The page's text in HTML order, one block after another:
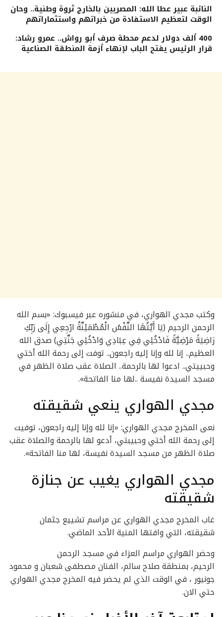
النائبة عبير عطا الله: المصريين بالخارج ثروة وطنية.. وحان
الوقت لتعظيم الاستفادة من خبراتهم واستثماراتهم
400 ألف دولار لدعم محطة صرف أبو رواش.. عمرو رشاد:
قرار الرئيس يفتح الباب لإنهاء أزمة المنطقة الصناعية
وكتب مجدي الهواري، في منشوره عبر فيسبوك: «بسم الله
الرحمن الرحيم (يَا أَيَّتُهَا النَّفْسُ الْمُطْمَئِنَّةُ ارْجِعِي إِلَى رَبِّكِ
رَاضِيَةً مَرْضِيَّةً فَادْخُلِي فِي عِبَادِي وَادْخُلِي جَنَّتِي) صدق الله
العظيم.. إنا لله وإنا إليه راجعون.. توفت إلى رحمة الله أختي
وحبييتي.. ادعوا لها بالرحمة.. الصلاة عقب صلاة الظهر في
مسجد السيدة نفيسة ..لها منا الفاتحة».
مجدي الهواري ينعي شقيقته
نعى المخرج مجدي الهواري: «إنا لله وإنا إليه راجعون، توفيت
إلى رحمة الله أختي وحبيبتي، أدعو لها بالرحمة والصلاة عقب
صلاة الظهر من مسجد السيدة نفيسة، لها منا الفاتحة».
مجدي الهواري يغيب عن جنازة
شقيقته
غاب المخرج مجدي الهواري عن مراسم تشييع جثمان
شقيقته، التي وافتها المنية الأحد الماضي.
وحضر الهواري مراسم العزاء في مسجد الرحمن
الرحيم، بمنطقة صلاح سالم، الفنان مصطفى شعبان و محمود
جونيور ، في الوقت الذي لم يحضر فيه المخرج مجدي الهواري
حتي الان.